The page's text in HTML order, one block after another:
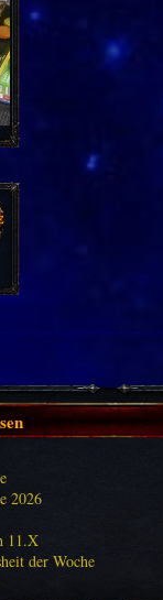
2026
11.X
der Woche